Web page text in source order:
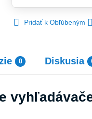
Pridať k Obľúbeným
0 Diskusia